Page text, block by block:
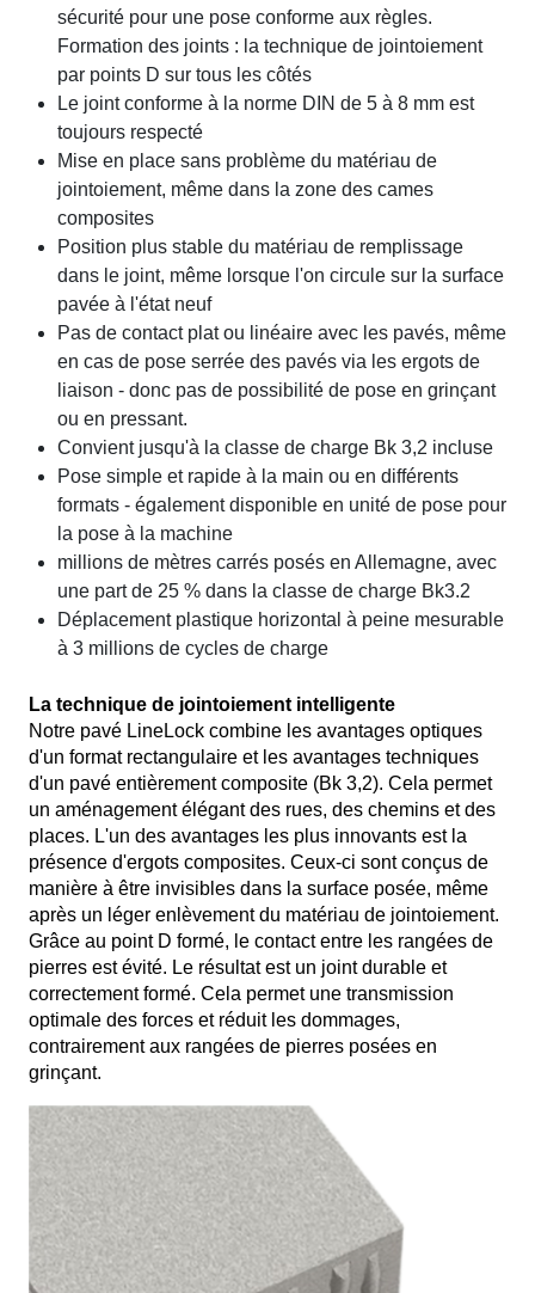
sécurité pour une pose conforme aux règles.
Formation des joints : la technique de jointoiement
par points D sur tous les côtés
Le joint conforme à la norme DIN de 5 à 8 mm est
toujours respecté
Mise en place sans problème du matériau de
jointoiement, même dans la zone des cames
composites
Position plus stable du matériau de remplissage
dans le joint, même lorsque l'on circule sur la surface
pavée à l'état neuf
Pas de contact plat ou linéaire avec les pavés, même
en cas de pose serrée des pavés via les ergots de
liaison - donc pas de possibilité de pose en grinçant
ou en pressant.
Convient jusqu'à la classe de charge Bk 3,2 incluse
Pose simple et rapide à la main ou en différents
formats - également disponible en unité de pose pour
la pose à la machine
millions de mètres carrés posés en Allemagne, avec
une part de 25 % dans la classe de charge Bk3.2
Déplacement plastique horizontal à peine mesurable
à 3 millions de cycles de charge
La technique de jointoiement intelligente
Notre pavé LineLock combine les avantages optiques
d'un format rectangulaire et les avantages techniques
d'un pavé entièrement composite (Bk 3,2). Cela permet
un aménagement élégant des rues, des chemins et des
places. L'un des avantages les plus innovants est la
présence d'ergots composites. Ceux-ci sont conçus de
manière à être invisibles dans la surface posée, même
après un léger enlèvement du matériau de jointoiement.
Grâce au point D formé, le contact entre les rangées de
pierres est évité. Le résultat est un joint durable et
correctement formé. Cela permet une transmission
optimale des forces et réduit les dommages,
contrairement aux rangées de pierres posées en
grinçant.